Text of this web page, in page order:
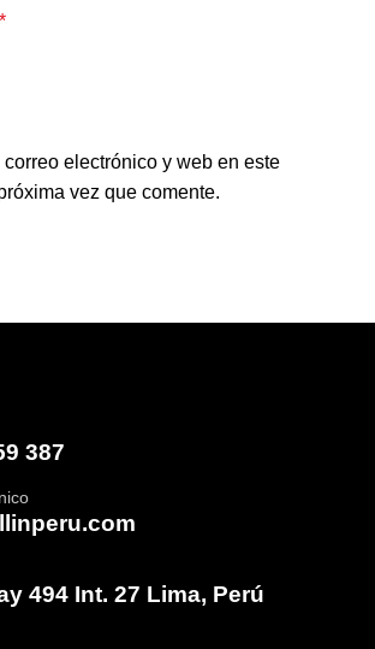
*
electrónico y web en este
vez que comente.
387
494 Int. 27 Lima, Perú